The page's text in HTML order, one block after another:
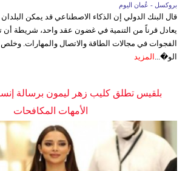
بروكسل - عُمان اليوم
قال البنك الدولي إن الذكاء الاصطناعي قد يمكن
يعادل قرناً من التنمية في غضون عقد واحد، شريطة
الفجوات في مجالات الطاقة والاتصال والمهارات. وخلص
الو�...
المزيد
بلقيس تطلق كليب زهر ليمون برسالة
الأمهات المكافحات